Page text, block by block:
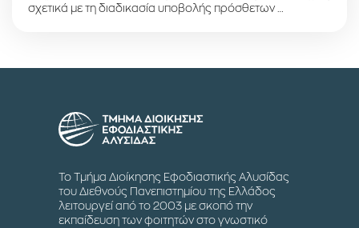
σχετικά με τη διαδικασία υποβολής πρόσθετων …
Το Τμήμα Διοίκησης Εφοδιαστικής Αλυσίδας
του Διεθνούς Πανεπιστημίου της Ελλάδος
λειτουργεί από το 2003 με σκοπό την
εκπαίδευση των φοιτητών στο γνωστικό